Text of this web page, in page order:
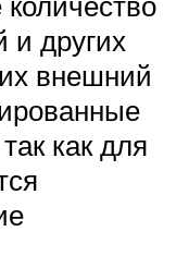
и других
внешний
как для